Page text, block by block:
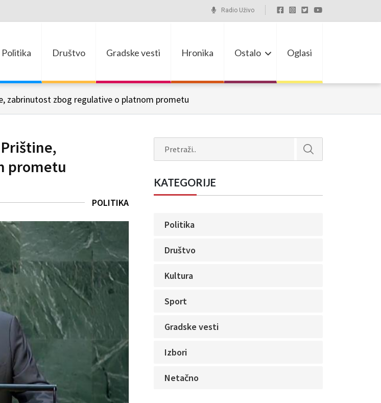
Radio Uživo
Politika Društvo Gradske vesti Hronika Ostalo Oglasi
zabrinutost zbog regulative o platnom prometu
prometu
POLITIKA
KATEGORIJE
Politika
Društvo
Kultura
Sport
Gradske vesti
Izbori
Netačno